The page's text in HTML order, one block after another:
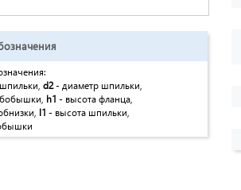
d2- диаметр шпильки,
h1 - высота фланца,
l1 - высота шпильки,